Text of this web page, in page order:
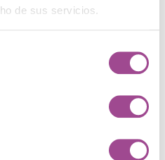
de sus servicios.